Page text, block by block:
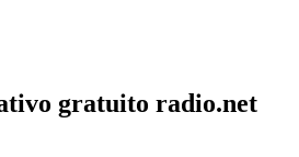
gratuito radio.net